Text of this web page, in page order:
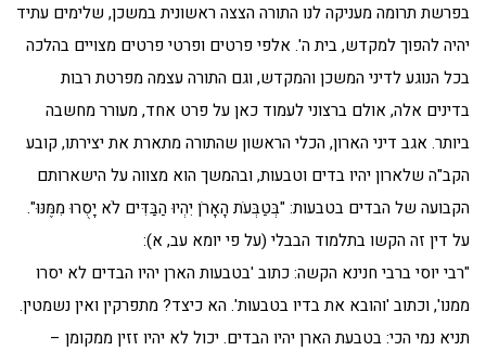
בפרשת תרומה מעניקה לנו התורה הצצה ראשונית במשכן, שלימים עתיד
יהיה להפוך למקדש, בית ה'. אלפי פרטים ופרטי פרטים מצויים בהלכה
בכל הנוגע לדיני המשכן והמקדש, וגם התורה עצמה מפרטת רבות
בדינים אלה, אולם ברצוני לעמוד כאן על פרט אחד, מעורר מחשבה
ביותר. אגב דיני הארון, הכלי הראשון שהתורה מתארת את יצירתו, קובע
הקב"ה שלארון יהיו בדים וטבעות, ובהמשך הוא מצווה על הישארותם
הקבועה של הבדים בטבעות: "בְּטַבְּעֹת הָאָרֹן יִהְיוּ הַבַּדִּים לֹא יָסֻרוּ מִמֶּנּוּ".
על דין זה הקשו בתלמוד הבבלי (על פי יומא עב, א):
"רבי יוסי ברבי חנינא הקשה: כתוב 'בטבעות הארן יהיו הבדים לא יסרו
ממנו', וכתוב 'והובא את בדיו בטבעות'. הא כיצד? מתפרקין ואין נשמטין.
תניא נמי הכי: בטבעת הארן יהיו הבדים. יכול לא יהיו זזין ממקומן –